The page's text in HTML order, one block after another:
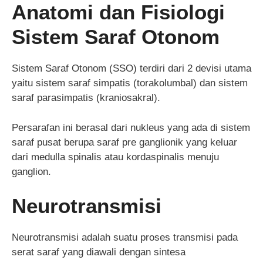
Anatomi dan Fisiologi
Sistem Saraf Otonom
Sistem Saraf Otonom (SSO) terdiri dari 2 devisi utama
yaitu sistem saraf simpatis (torakolumbal) dan sistem
saraf parasimpatis (kraniosakral).
Persarafan ini berasal dari nukleus yang ada di sistem
saraf pusat berupa saraf pre ganglionik yang keluar
dari medulla spinalis atau kordaspinalis menuju
ganglion.
Neurotransmisi
Neurotransmisi adalah suatu proses transmisi pada
serat saraf yang diawali dengan sintesa